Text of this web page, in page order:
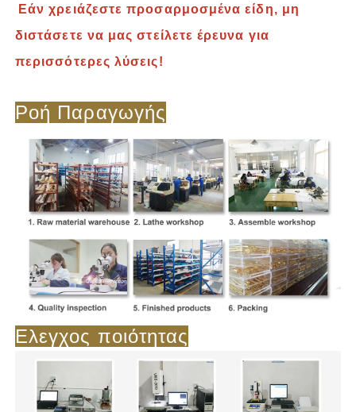
Εάν χρειάζεστε προσαρμοσμένα είδη, μη
διστάσετε να μας στείλετε έρευνα για
περισσότερες λύσεις!
Ροή Παραγωγής
Ελεγχος ποιότητας